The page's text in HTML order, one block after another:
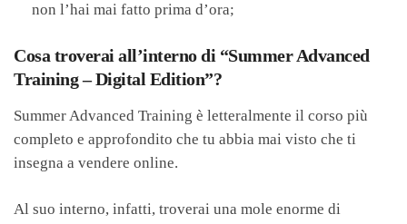
non l’hai mai fatto prima d’ora;
Cosa troverai all’interno di “Summer Advanced
Training – Digital Edition”?
Summer Advanced Training è letteralmente il corso più
completo e approfondito che tu abbia mai visto che ti
insegna a vendere online.
Al suo interno, infatti, troverai una mole enorme di